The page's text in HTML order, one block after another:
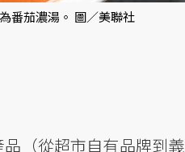
番茄濃湯。 圖／美聯社
（從超市自有品牌到